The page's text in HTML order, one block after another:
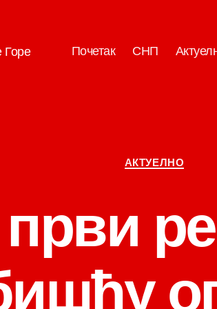
Горе Почетак СНП
Категорије
АКТУЕЛНО